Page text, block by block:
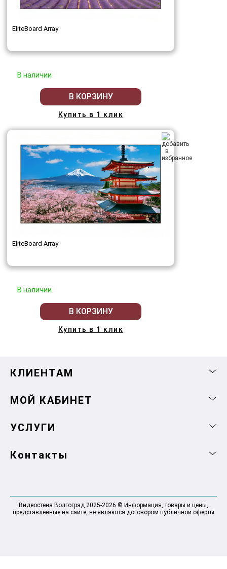
EliteBoard Array
В наличии
В КОРЗИНУ
Купить в 1 клик
EliteBoard Array
В наличии
В КОРЗИНУ
Купить в 1 клик
КЛИЕНТАМ
МОЙ КАБИНЕТ
УСЛУГИ
Контакты
Видеостена Волгоград 2025-2026 © Информация, товары и цены,
представленные на сайте, не являются договором публичной оферты